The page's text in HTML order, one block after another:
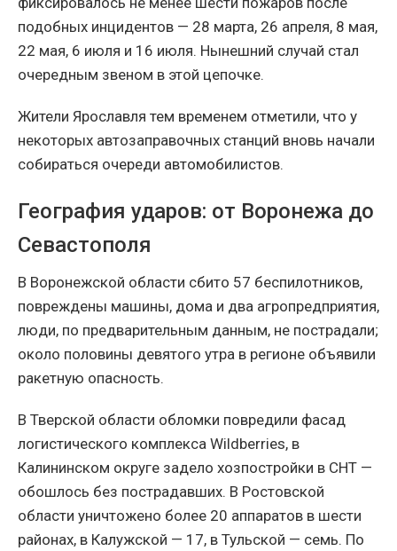
подобных инцидентов — 28 марта, 26 апреля, 8 мая,
22 мая, 6 июля и 16 июля. Нынешний случай стал
очередным звеном в этой цепочке.
Жители Ярославля тем временем отметили, что у
некоторых автозаправочных станций вновь начали
собираться очереди автомобилистов.
География ударов: от Воронежа до
Севастополя
В Воронежской области сбито 57 беспилотников,
повреждены машины, дома и два агропредприятия,
люди, по предварительным данным, не пострадали;
около половины девятого утра в регионе объявили
ракетную опасность.
В Тверской области обломки повредили фасад
логистического комплекса Wildberries, в
Калининском округе задело хозпостройки в СНТ —
обошлось без пострадавших. В Ростовской
области уничтожено более 20 аппаратов в шести
районах, в Калужской — 17, в Тульской — семь. По